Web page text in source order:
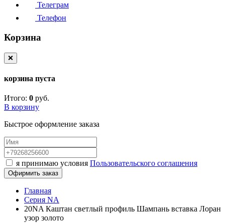
Телеграм
Телефон
Корзина
❌
корзина пуста
Итого: 0 руб.
В корзину
Быстрое оформление заказа
я принимаю условия Пользовательского соглашения
Офирмить заказ
Главная
Серия NA
20NA Каштан светлый профиль Шампань вставка Лоран
узор золото